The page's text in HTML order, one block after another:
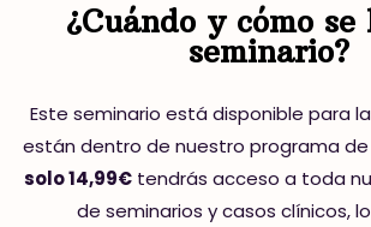
¿Cuándo y cómo se
seminario?
Este seminario está disponible para
están dentro de nuestro programa de
solo 14,99€tendrás acceso a toda
de seminarios y casos clínicos,